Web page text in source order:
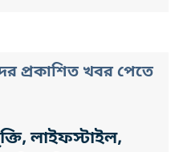
প্রকাশিত খবর পেতে
লাইফস্টাইল,